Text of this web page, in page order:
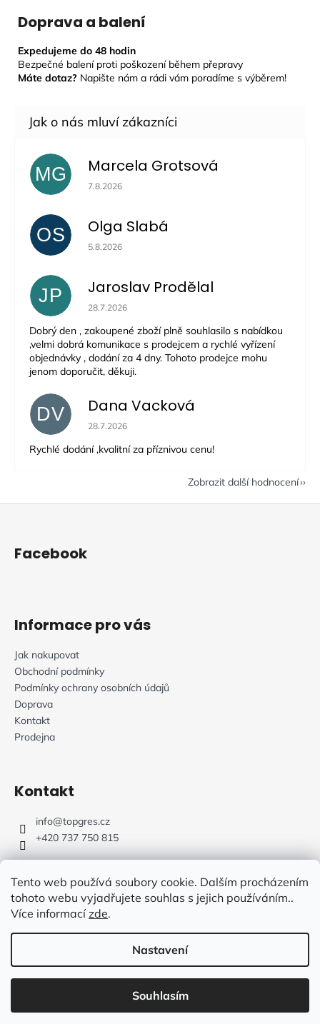
Tento web používá soubory cookie. Dalším procházením
tohoto webu vyjadřujete souhlas s jejich používáním..
Více informacízde.
Nastavení
Souhlasím
Doprava a balení
Expedujeme do 48 hodin
Bezpečné balení proti poškození během přepravy
Máte dotaz? Napište nám a rádi vám poradíme s výběrem!
MG Marcela Grotsová
Hodnocení obchodu je 5 z 5 hvězdiček.
7.8.2026
OS Olga Slabá
Hodnocení obchodu je 5 z 5 hvězdiček.
5.8.2026
JP Jaroslav Prodělal
Hodnocení obchodu je 5 z 5 hvězdiček.
28.7.2026
Dobrý den , zakoupené zboží plně souhlasilo s nabídkou
,velmi dobrá komunikace s prodejcem a rychlé vyřízení
objednávky , dodání za 4 dny. Tohoto prodejce mohu
jenom doporučit, děkuji.
DV Dana Vacková
Hodnocení obchodu je 5 z 5 hvězdiček.
28.7.2026
Rychlé dodání ,kvalitní za příznivou cenu!
Zobrazit další hodnocení
Z
Facebook
Informace pro vás
Jak nakupovat
Obchodní podmínky
Podmínky ochrany osobních údajů
Doprava
Kontakt
Prodejna
Kontakt
info@topgres.cz
+420 737 750 815
TOPGRES.CZ. Všechna práva vyhrazena.